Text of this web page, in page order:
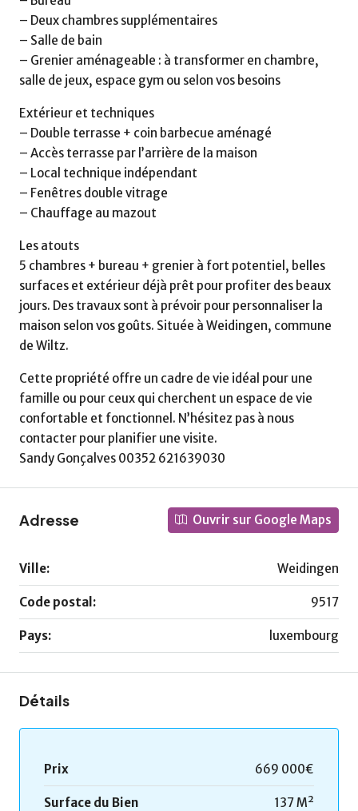
– Deux chambres supplémentaires
– Salle de bain
– Grenier aménageable : à transformer en chambre,
salle de jeux, espace gym ou selon vos besoins
Extérieur et techniques
– Double terrasse + coin barbecue aménagé
– Accès terrasse par l’arrière de la maison
– Local technique indépendant
– Fenêtres double vitrage
– Chauffage au mazout
Les atouts
5 chambres + bureau + grenier à fort potentiel, belles
surfaces et extérieur déjà prêt pour profiter des beaux
jours. Des travaux sont à prévoir pour personnaliser la
maison selon vos goûts. Située à Weidingen, commune
de Wiltz.
Cette propriété offre un cadre de vie idéal pour une
famille ou pour ceux qui cherchent un espace de vie
confortable et fonctionnel. N’hésitez pas à nous
contacter pour planifier une visite.
Sandy Gonçalves 00352 621639030
Adresse Ouvrir sur Google Maps
Ville: Weidingen
Code postal: 9517
Pays: luxembourg
Détails
Prix 669 000€
Surface du Bien 137 M²